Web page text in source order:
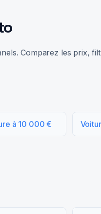
Comparez les prix,
à 10 000 €